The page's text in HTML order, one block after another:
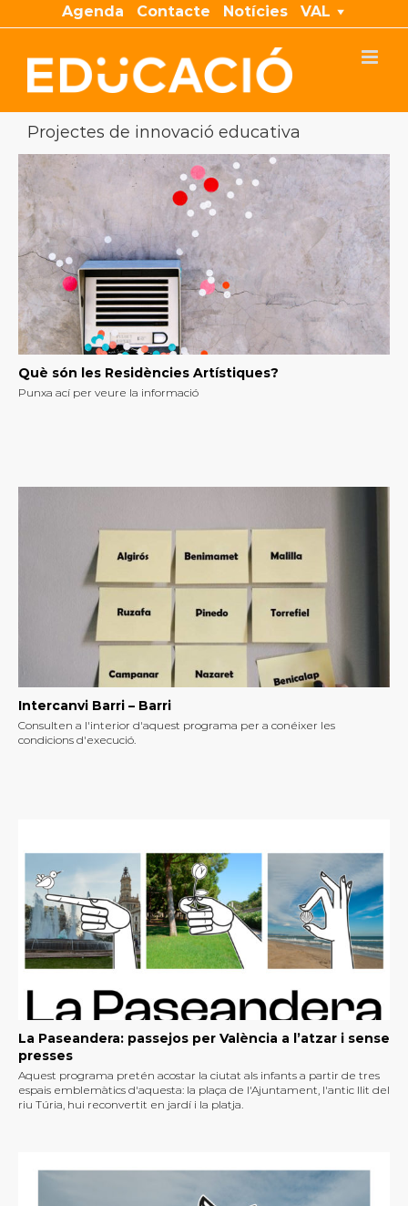
to
content
Agenda Contacte Notícies VAL
Projectes de innovació educativa
Què són les Residències Artístiques?
Punxa ací per veure la informació
Intercanvi Barri – Barri
Consulten a l'interior d'aquest programa per a conéixer les
condicions d'execució.
La Paseandera: passejos per València a l’atzar i sense
presses
Aquest programa pretén acostar la ciutat als infants a partir de tres
espais emblemàtics d'aquesta: la plaça de l'Ajuntament, l'antic llit del
riu Túria, hui reconvertit en jardí i la platja.